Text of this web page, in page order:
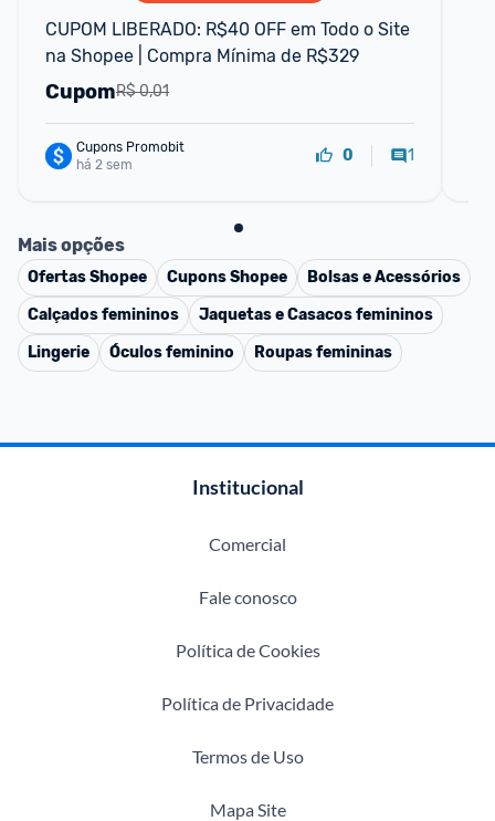
CUPOM LIBERADO: R$40 OFF em Todo o Site
na Shopee | Compra Mínima de R$329
R$ 0,01
Cupom
Cupons Promobit
há 2 sem
0 1
Mais opções
OfertasShopee CuponsShopee
Bolsas e Acessórios
Calçados femininos
Jaquetas e Casacos femininos
Lingerie
Óculos feminino Roupas femininas
Institucional
Comercial
Fale conosco
Política de Cookies
Política de Privacidade
Termos de Uso
Mapa Site